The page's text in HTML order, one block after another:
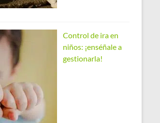
Control de ira en
niños: ¡enséñale a
gestionarla!